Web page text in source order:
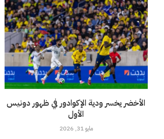
الأخضر يخسر ودية الإكوادور في ظهور دونيس
الأول
مايو 31, 2026